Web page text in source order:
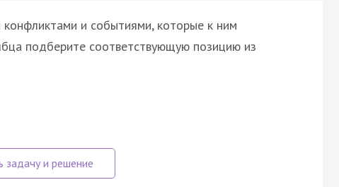
и событиями, которые к ним
подберите соответствующую позицию из